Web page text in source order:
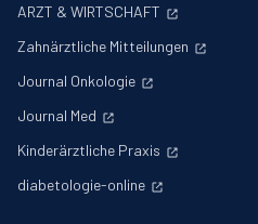
ARZT & WIRTSCHAFT
Zahnärztliche Mitteilungen
Journal Onkologie
Journal Med
Kinderärztliche Praxis
diabetologie-online